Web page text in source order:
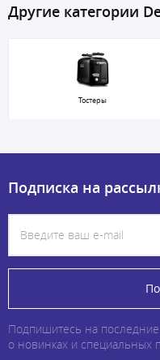
Другие категории
Тостеры
Подписка на
Подпишитесь на
о новинках и специальных